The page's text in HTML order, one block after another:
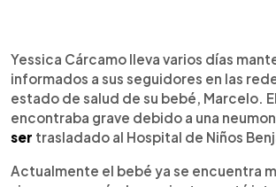
Escuchar artículo
Yessica Cárcamo lleva varios días
informados a sus seguidores en las
estado de salud de su bebé, Marcelo.
encontraba grave debido a una
ser trasladado al Hospital de Niños
Actualmente el bebé ya se encuentra